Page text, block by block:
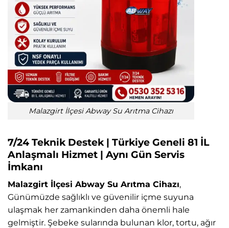
Malazgirt İlçesi Abway Su Arıtma Cihazı
7/24 Teknik Destek | Türkiye Geneli 81 İL
Anlaşmalı Hizmet | Aynı Gün Servis
İmkanı
Malazgirt İlçesi Abway Su Arıtma Cihazı,
Günümüzde sağlıklı ve güvenilir içme suyuna
ulaşmak her zamankinden daha önemli hale
gelmiştir. Şebeke sularında bulunan klor, tortu, ağır